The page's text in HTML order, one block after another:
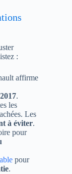
:
affirme
.
les
Les
à éviter.
pour
pour
.